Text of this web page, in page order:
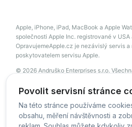
Povolit servisní stránce
Na této stránce používáme
obsahu, měření návštěvnosti a
Apple, iPhone, iPad, MacBook a Apple
společnosti Apple Inc. registrované v
OpravujemeApple.cz je nezávislý servis
poskytovatelem servisu Apple.
© 2026 Andruško Enterprises s.r.o.
© OpravujemeApple - 2026 -Všechna